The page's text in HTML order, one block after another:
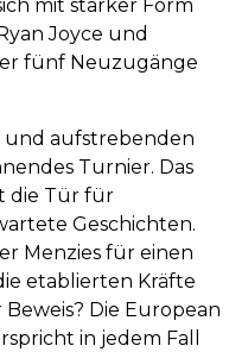
mit starker Form
Joyce und
fünf Neuzugänge
und aufstrebenden
Turnier. Das
die Tür für
Geschichten.
Menzies für einen
etablierten Kräfte
Die European
in jedem Fall